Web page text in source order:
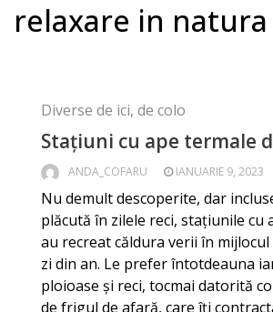
relaxare in
Diverse de ici, de colo
Stațiuni cu ape termale
ANDA_COFARU IANUARIE 9, 2023
Nu demult descoperite, dar
plăcută în zilele reci, stațiunile cu
au recreat căldura verii în
zi din an. Le prefer întotdeauna
ploioase și reci, tocmai datorită
de frigul de afară, care îți